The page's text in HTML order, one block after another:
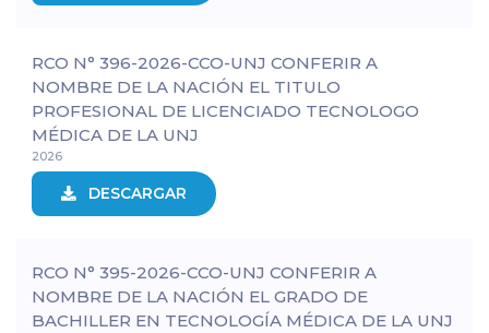
RCO N° 396-2026-CCO-UNJ CONFERIR A
NOMBRE DE LA NACIÓN EL TITULO
PROFESIONAL DE LICENCIADO TECNOLOGO
MÉDICA DE LA UNJ
2026
DESCARGAR
RCO N° 395-2026-CCO-UNJ CONFERIR A
NOMBRE DE LA NACIÓN EL GRADO DE
BACHILLER EN TECNOLOGÍA MÉDICA DE LA UNJ